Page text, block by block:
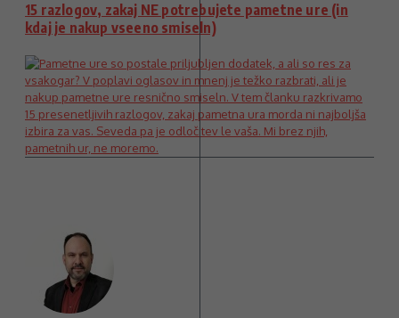
15 razlogov, zakaj NE potrebujete pametne ure (in
kdaj je nakup vseeno smiseln)